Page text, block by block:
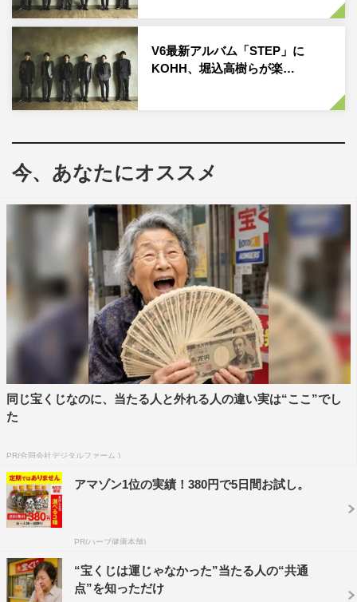
作品情報
Best Album『（タイトル未定）』
2021年10月26日（火）発売
【初回盤A（4CD＋2DVD／4CD＋1Blu-ray）】
価格：4,800円＋税
ア」（全36曲収録予定）
Disc-3〜4（CD）：シングルカップリング＋アルバム曲
（全35曲収録予定）
Disc-5〜6（DVD）／Disc5（Blu-ray）：シングル32曲MV
＋「Full Circle」MV＆メイキング
【初回盤B（4CD＋2DVD）】
V6最新アルバム「STEP」に
KOHH、堀込高樹らが楽…
今、あなたにオススメ
同じ宝くじなのに、当たる人と外れる人の違い実は“ここ”でし
た
PR(合同会社デジタルファーム )
アマゾン1位の実績！380円で5日間お試し。
PR(ハーブ健康本舗)
“宝くじは運じゃなかった”当たる人の“共通
点”を知っただけ